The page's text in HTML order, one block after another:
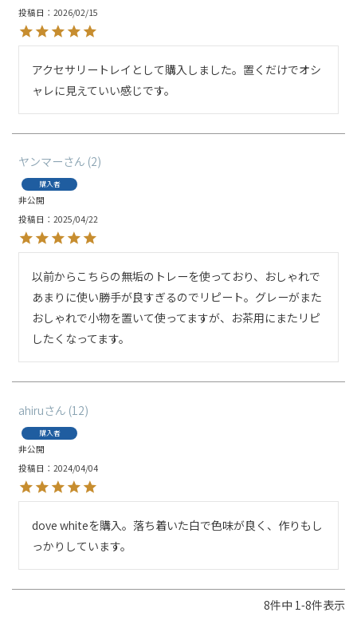
投稿日
2026/02/15
アクセサリートレイとして購入しました。置くだけでオシ
ャレに見えていい感じです。
ヤンマー 2
購入者
非公開
投稿日
2025/04/22
以前からこちらの無垢のトレーを使っており、おしゃれで
あまりに使い勝手が良すぎるのでリピート。グレーがまた
おしゃれで小物を置いて使ってますが、お茶用にまたリピ
したくなってます。
ahiru 12
購入者
非公開
投稿日
2024/04/04
dove whiteを購入。落ち着いた白で色味が良く、作りもし
っかりしています。
8件中 1 -8件表示